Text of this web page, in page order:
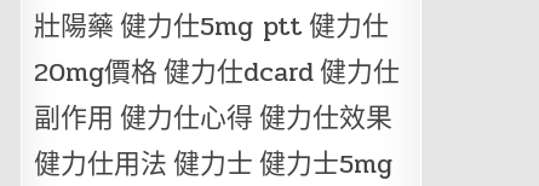
壯陽藥健力仕5mg ptt健力仕
20mg價格健力仕dcard健力仕
副作用 健力仕心得健力仕效果
健力仕用法健力士健力士5mg